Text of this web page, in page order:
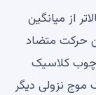
از میانگین
شود. این حرکت متضاد
کلاسیک
قبل از یک موج نزولی دیگر